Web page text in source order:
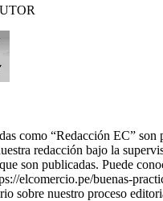
como “Redacción EC” son
redacción bajo la
son publicadas. Puede
elcomercio.pe/buenas-
sobre nuestro proceso